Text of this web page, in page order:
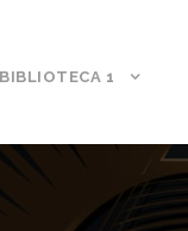
BIBLIOTECA 1